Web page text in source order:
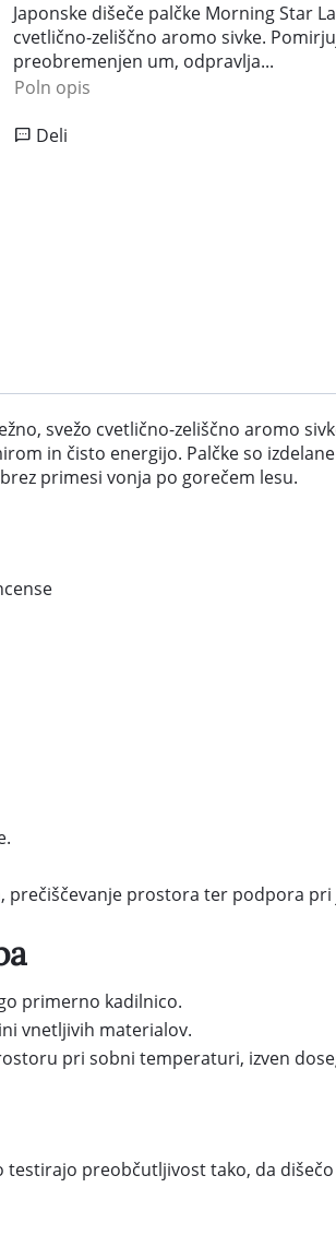
Japonske dišeče palčke Morning Star
cvetlično-zeliščno aromo sivke.
preobremenjen um, odpravlja...
Poln opis
Deli
svežo cvetlično-zeliščno aromo
in čisto energijo. Palčke so
primesi vonja po gorečem lesu.
prostora ter podpora
primerno kadilnico.
vnetljivih materialov.
pri sobni temperaturi, izven
preobčutljivost tako, da